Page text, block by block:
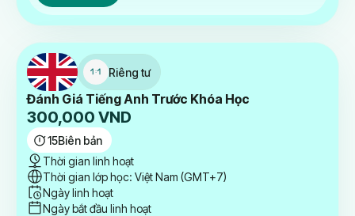
Riêng tư
Đánh Giá Tiếng Anh Trước Khóa Học
300,000 VND
15Biên bản
Thời gian linh hoạt
Thời gian lớp học: Việt Nam (GMT+7)
Ngày linh hoạt
Ngày bắt đầu linh hoạt